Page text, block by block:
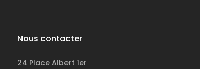
Nous contacter
24 Place Albert 1er